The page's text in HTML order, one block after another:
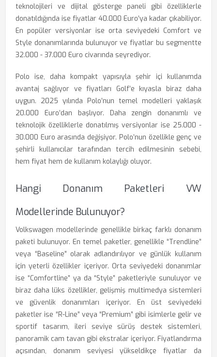
teknolojileri ve dijital gösterge paneli gibi özelliklerle
donatıldığında ise fiyatlar 40.000 Euro’ya kadar çıkabiliyor.
En popüler versiyonlar ise orta seviyedeki Comfort ve
Style donanımlarında bulunuyor ve fiyatlar bu segmentte
32.000 - 37.000 Euro civarında seyrediyor.
Polo ise, daha kompakt yapısıyla şehir içi kullanımda
avantaj sağlıyor ve fiyatları Golf’e kıyasla biraz daha
uygun. 2025 yılında Polo’nun temel modelleri yaklaşık
20.000 Euro’dan başlıyor. Daha zengin donanımlı ve
teknolojik özelliklerle donatılmış versiyonlar ise 25.000 -
30.000 Euro arasında değişiyor. Polo’nun özellikle genç ve
şehirli kullanıcılar tarafından tercih edilmesinin sebebi,
hem fiyat hem de kullanım kolaylığı oluyor.
Hangi Donanım Paketleri VW
Modellerinde Bulunuyor?
Volkswagen modellerinde genellikle birkaç farklı donanım
paketi bulunuyor. En temel paketler, genellikle “Trendline”
veya “Baseline” olarak adlandırılıyor ve günlük kullanım
için yeterli özellikler içeriyor. Orta seviyedeki donanımlar
ise “Comfortline” ya da “Style” paketleriyle sunuluyor ve
biraz daha lüks özellikler, gelişmiş multimedya sistemleri
ve güvenlik donanımları içeriyor. En üst seviyedeki
paketler ise “R-Line” veya “Premium” gibi isimlerle gelir ve
sportif tasarım, ileri seviye sürüş destek sistemleri,
panoramik cam tavan gibi ekstralar içeriyor. Fiyatlandırma
açısından, donanım seviyesi yükseldikçe fiyatlar da